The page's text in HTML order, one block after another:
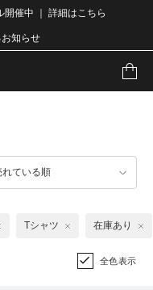
開催中 ｜ 詳細はこちら
知らせ
れている順
Tシャツ 在庫あり
全色表示